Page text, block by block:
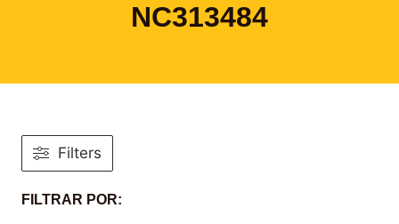
NC313484
Filters
FILTRAR POR: